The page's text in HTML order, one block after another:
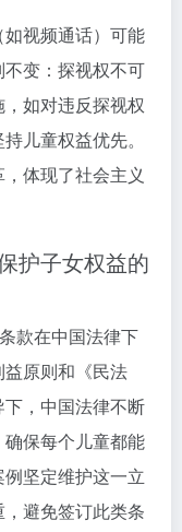
视频通话）可能
变：探视权不可
如对违反探视权
儿童权益优先。
体现了社会主义
护子女权益的
款在中国法律下
原则和《民法
，中国法律不断
保每个儿童都能
坚定维护这一立
避免签订此类条